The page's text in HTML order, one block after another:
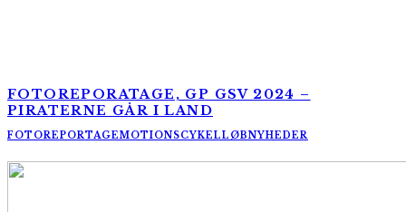
FOTOREPORATAGE, GP GSV 2024 –
PIRATERNE GÅR I LAND
FOTOREPORTAGEMOTIONSCYKELLØBNYHEDER